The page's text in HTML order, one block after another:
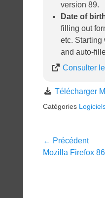
version 89.
Date of
filling out
etc. Starting
and auto-
Consulter
Télécharger
Catégories
Navigation
← Précédent
Article
Mozilla Firefox